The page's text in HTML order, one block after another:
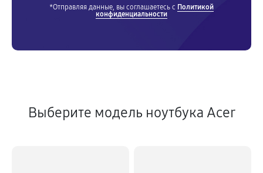
*Отправляя данные, вы соглашаетесь с Политикой
конфиденциальности
Выберите модель ноутбука Acer